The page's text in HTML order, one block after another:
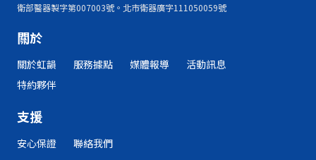
衛部醫器製字第007003號。北市衛器廣字111050059號
關於
關於虹韻 服務據點 媒體報導
活動訊息
特約夥伴
支援
安心保證 聯絡我們